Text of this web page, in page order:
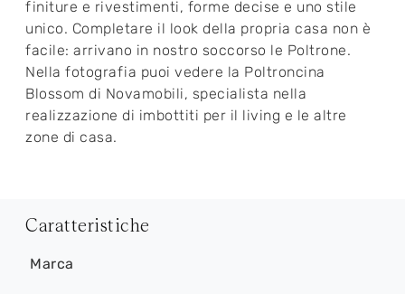
finiture e rivestimenti, forme decise e uno stile
unico. Completare il look della propria casa non è
facile: arrivano in nostro soccorso le Poltrone.
Nella fotografia puoi vedere la Poltroncina
Blossom di Novamobili, specialista nella
realizzazione di imbottiti per il living e le altre
zone di casa.
Caratteristiche
Marca